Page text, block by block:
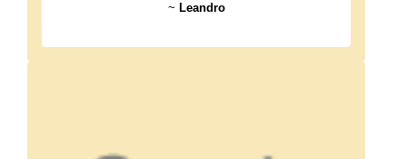
~ Leandro